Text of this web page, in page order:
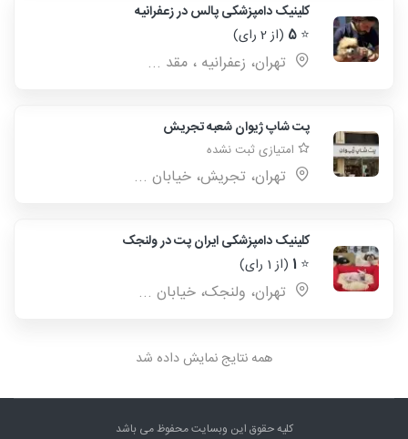
کلینیک دامپزشکی پالس در زعفرانیه
⭐
5 (از 2 رای)
تهران، زعفرانیه ، مقد ...
پت شاپ ژیوان شعبه تجریش
امتیازی ثبت نشده
تهران، تجریش، خیابان ...
کلینیک دامپزشکی ایران پت در ولنجک
⭐
1 (از 1 رای)
تهران، ولنجک، خيابان ...
همه نتایج نمایش داده شد
کلیه حقوق این وبسایت محفوظ می باشد